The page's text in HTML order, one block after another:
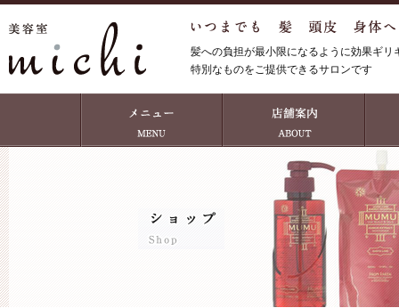
髪への負担が最小限になるように効果ギ
特別なものをご提供できるサロンです